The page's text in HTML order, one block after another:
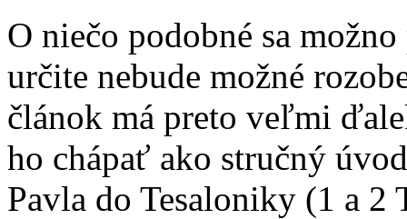
O niečo podobné sa
určite nebude možné
článok má preto veľmi
ho chápať ako stručný
Pavla do Tesaloniky (1 a 2